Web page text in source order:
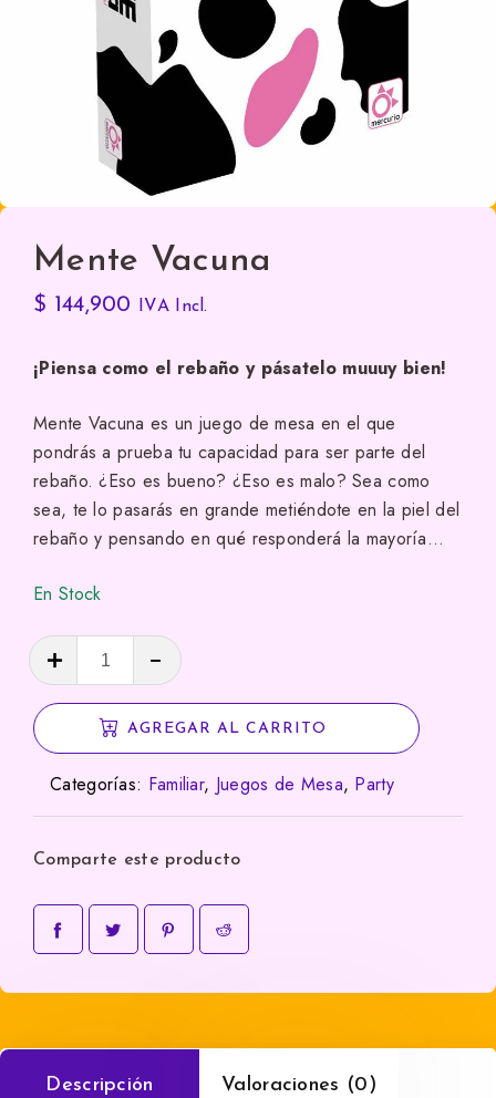
Mente Vacuna
$ 144,900 IVA Incl.
¡Piensa como el rebaño y pásatelo muuuy bien!
Mente Vacuna es un juego de mesa en el que
pondrás a prueba tu capacidad para ser parte del
rebaño. ¿Eso es bueno? ¿Eso es malo? Sea como
sea, te lo pasarás en grande metiéndote en la piel del
rebaño y pensando en qué responderá la mayoría…
En Stock
Mente
Vacuna
cantidad
AGREGAR AL CARRITO
Categorías: Familiar, Juegos de Mesa, Party
Comparte este producto
Descripción Valoraciones (0)